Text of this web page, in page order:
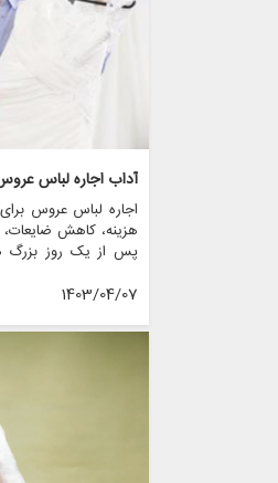
اجاره لباس عروس
هزینه، کاهش
پس از یک روز بزرگ
است. اجاره لباس
خرید یک لباس
قبل از شروع سفر
خاص خود، ضروری
اجاره لباس عروس
چیزهایی را که باید
انجام این فرآیند با
1403/04/07